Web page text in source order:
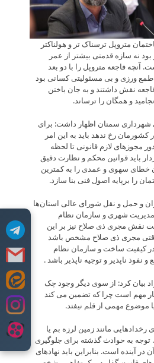
Skip
to
content
متروپل ترسناک تر و هولناکتر
بود نه سازه قدمتی بیشتر از عمر
آنچه فاجعه متروپل را با دو بعد
ورزی و بی مسئولیتی کسانی بود
نقش داشتند و به جان باختن
و همگان را ترساند.
شهرداری سمنان اظهار داشت: برای
کشورمان رخ ندهد باید به این امر
مجوزهای لازم قانونی تا لحظه
باید قوانین محکم و نظارت دقیق
خطای سهوی و عمدی را به کمترین
را برپایه اصول فنی بنا سازد.
و حمل و نقل شورای عالی استان‌ها
مدیریت شهری و سازمان نظام
نقش مجری ذی صلاح نیز بر این
مجری ذی صلاح مشخص باشد
کیفیت ساخت و سازمان نظام
ناپذیر و توجیه ناپذیر باشد .
بیان کرد: از سوی دیگر وجود چک
مهم است چرا که تضمین می کند
مهمی از قلم نیفتد.
رخدادهایی مانند زمین لرزه بم یا
توجه به حوادث گذشته برای جلوگیری
در آینده است. بنابراین باید نهادهای